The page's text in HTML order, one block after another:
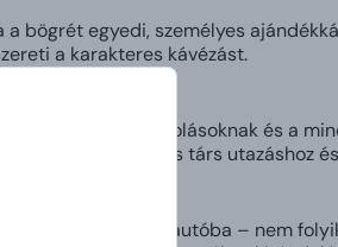
bögrét egyedi, személyes
a karakteres kávézást.
ütéseknek, karcolásoknak és a
át kitart – ideális társ utazáshoz
vagy az autóba – nem